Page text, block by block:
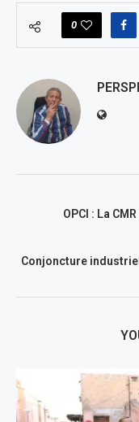
0
OPCI : La
Conjoncture